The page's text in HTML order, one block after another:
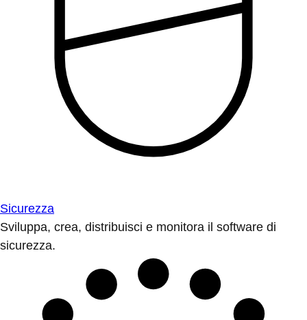
Sicurezza
Sviluppa, crea, distribuisci e monitora il software di
sicurezza.